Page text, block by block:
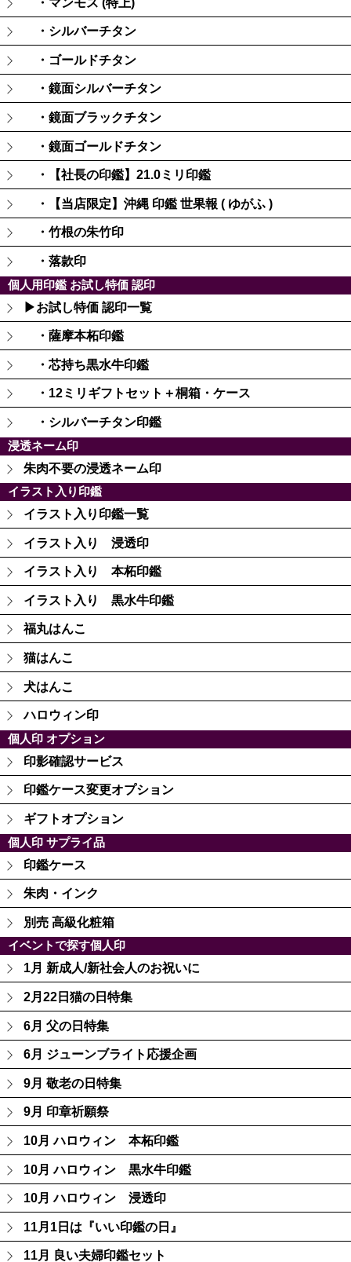
・シルバーチタン
・ゴールドチタン
・鏡面シルバーチタン
・鏡面ブラックチタン
・鏡面ゴールドチタン
・【社長の印鑑】21.0ミリ印鑑
・【当店限定】沖縄 印鑑 世果報 ( ゆがふ )
・竹根の朱竹印
・落款印
個人用印鑑 お試し特価 認印
▶お試し特価 認印一覧
・薩摩本柘印鑑
・芯持ち黒水牛印鑑
・12ミリギフトセット＋桐箱・ケース
・シルバーチタン印鑑
浸透ネーム印
朱肉不要の浸透ネーム印
イラスト入り印鑑
イラスト入り印鑑一覧
イラスト入り 浸透印
イラスト入り 本柘印鑑
イラスト入り 黒水牛印鑑
福丸はんこ
猫はんこ
犬はんこ
ハロウィン印
個人印 オプション
印影確認サービス
印鑑ケース変更オプション
ギフトオプション
個人印 サプライ品
印鑑ケース
朱肉・インク
別売 高級化粧箱
イベントで探す個人印
1月 新成人/新社会人のお祝いに
2月22日猫の日特集
6月 父の日特集
6月 ジューンブライト応援企画
9月 敬老の日特集
9月 印章祈願祭
10月 ハロウィン 本柘印鑑
10月 ハロウィン 黒水牛印鑑
10月 ハロウィン 浸透印
11月1日は『いい印鑑の日』
11月 良い夫婦印鑑セット